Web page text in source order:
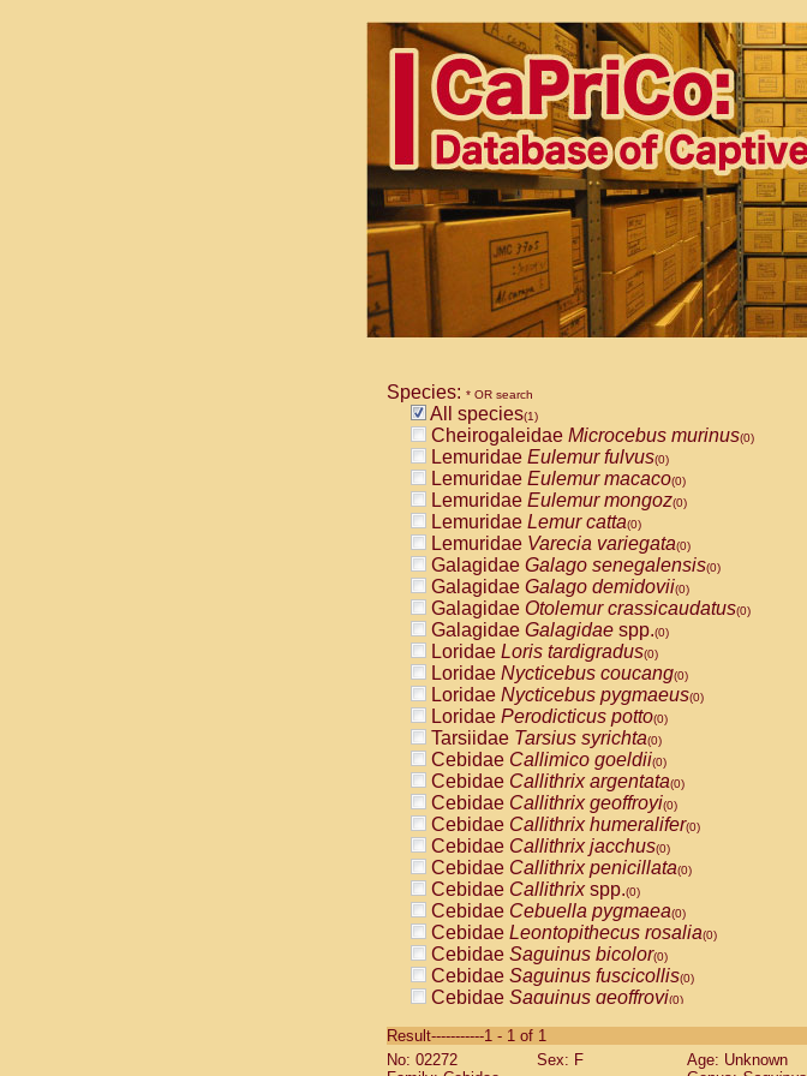
Species: * OR search
All species(1)
Cheirogaleidae Microcebus murinus(0)
Lemuridae Eulemur fulvus(0)
Lemuridae Eulemur macaco(0)
Lemuridae Eulemur mongoz(0)
Lemuridae Lemur catta(0)
Lemuridae Varecia variegata(0)
Galagidae Galago senegalensis(0)
Galagidae Galago demidovii(0)
Galagidae Otolemur crassicaudatus(0)
Galagidae Galagidae spp.(0)
Loridae Loris tardigradus(0)
Loridae Nycticebus coucang(0)
Loridae Nycticebus pygmaeus(0)
Loridae Perodicticus potto(0)
Tarsiidae Tarsius syrichta(0)
Cebidae Callimico goeldii(0)
Cebidae Callithrix argentata(0)
Cebidae Callithrix geoffroyi(0)
Cebidae Callithrix humeralifer(0)
Cebidae Callithrix jacchus(0)
Cebidae Callithrix penicillata(0)
Cebidae Callithrixspp.(0)
Cebidae Cebuella pygmaea(0)
Cebidae Leontopithecus rosalia(0)
Cebidae Saguinus bicolor(0)
Cebidae Saguinus fuscicollis(0)
Cebidae Saguinus geoffroyi(0)
CebidaeSaguinus labiatus(0)
Cebidae Saguinus leucopus (0)
Result-----------1 - 1 of 1
No: 02272
Sex: F
Age: Unknown